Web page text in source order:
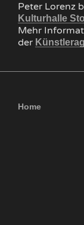
Peter Lorenz
Kulturhalle
Mehr
der
Home